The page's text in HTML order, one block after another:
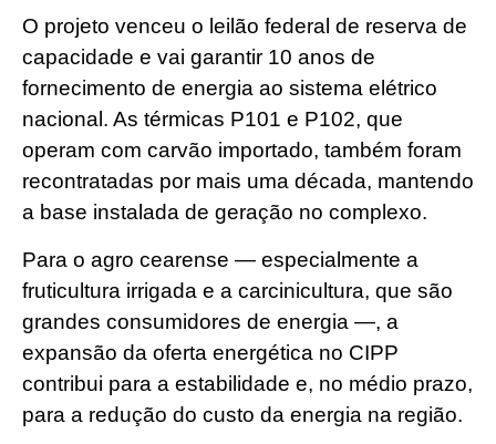
O projeto venceu o leilão federal de reserva de
capacidade e vai garantir 10 anos de
fornecimento de energia ao sistema elétrico
nacional. As térmicas P101 e P102, que
operam com carvão importado, também foram
recontratadas por mais uma década, mantendo
a base instalada de geração no complexo.
Para o agro cearense — especialmente a
fruticultura irrigada e a carcinicultura, que são
grandes consumidores de energia —, a
expansão da oferta energética no CIPP
contribui para a estabilidade e, no médio prazo,
para a redução do custo da energia na região.